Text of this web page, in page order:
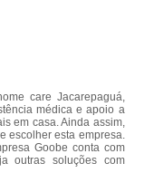
care Jacarepaguá,
médica e apoio a
em casa. Ainda assim,
escolher esta empresa.
Goobe conta com
outras soluções com